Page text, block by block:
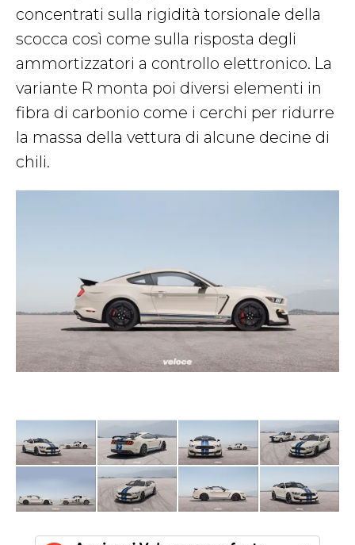
concentrati sulla rigidità torsionale della
scocca così come sulla risposta degli
ammortizzatori a controllo elettronico. La
variante R monta poi diversi elementi in
fibra di carbonio come i cerchi per ridurre
la massa della vettura di alcune decine di
chili.